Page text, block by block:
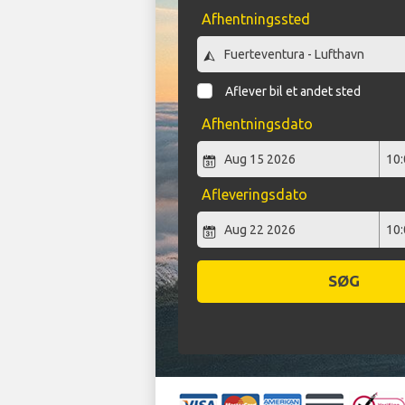
Afhentningssted
Aflever bil et andet sted
Afhentningsdato
Afleveringsdato
SØG